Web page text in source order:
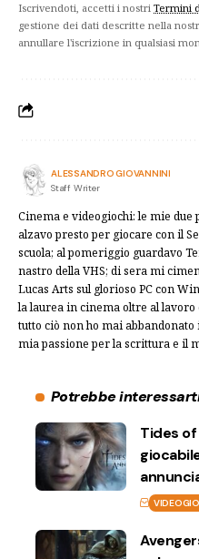
Iscrivendoti, accetti i nostri Termini
gestione dei dati descritte nella
annullare l'iscrizione in qualsiasi
ALESSANDRO GIOVANNINI
Staff Writer
Cinema e videogiochi: le mie
alzavo presto per giocare con il
scuola; al pomeriggio guardavo
nastro della VHS; di sera mi
Lucas Arts sul glorioso PC con
la laurea in cinema oltre al
tutto ciò non ho mai
mia passione per la scrittura e il
Potrebbe
Tides